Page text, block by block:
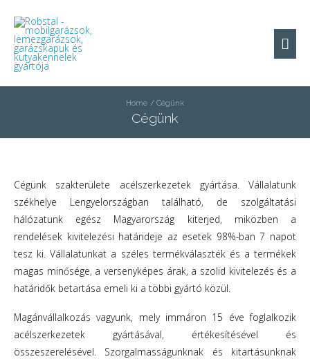
Home Cégünk
Cégünk
Cégünk szakterülete acélszerkezetek gyártása. Vállalatunk
székhelye Lengyelországban található, de szolgáltatási
hálózatunk egész Magyarország kiterjed, miközben a
rendelések kivitelezési határideje az esetek 98%-ban 7 napot
tesz ki. Vállalatunkat a széles termékválaszték és a termékek
magas minősége, a versenyképes árak, a szolid kivitelezés és a
határidők betartása emeli ki a többi gyártó közül.
Magánvállalkozás vagyunk, mely immáron 15 éve foglalkozik
acélszerkezetek gyártásával, értékesítésével és
összeszerelésével. Szorgalmasságunknak és kitartásunknak